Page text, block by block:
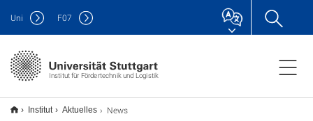
Institut für Fördertechnik und Logistik
Uni F07
Institut Aktuelles News